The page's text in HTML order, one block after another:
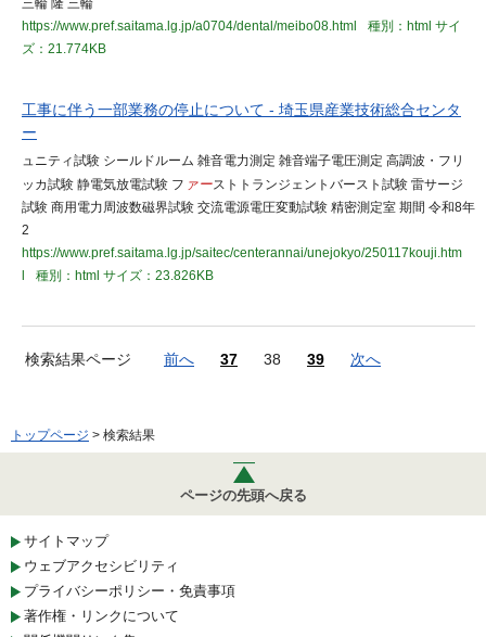
三輪 隆 三輪
https://www.pref.saitama.lg.jp/a0704/dental/meibo08.html
種別：html サイ
ズ：21.774KB
工事に伴う一部業務の停止について - 埼玉県産業技術総合センタ
ー
ュニティ試験 シールドルーム 雑音電力測定 雑音端子電圧測定 高調波・フリ
ッカ試験 静電気放電試験 フ ァーストトランジェントバースト試験 雷サージ
試験 商用電力周波数磁界試験 交流電源電圧変動試験 精密測定室 期間 令和8年
2
https://www.pref.saitama.lg.jp/saitec/centerannai/unejokyo/250117kouji.htm
種別：html サイズ：23.826KB
検索結果ページ 前へ 37 38 39 次へ
トップページ > 検索結果
ページの先頭へ戻る
サイトマップ
ウェブアクセシビリティ
プライバシーポリシー・免責事項
著作権・リンクについて